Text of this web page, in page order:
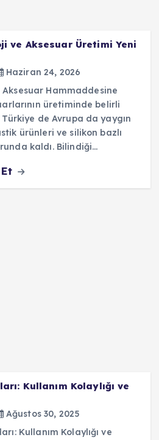
ve Aksesuar Üretimi Yeni
Haziran 24, 2026
Hammaddesine
üretiminde belirli
de Avrupa da yaygın
ürünleri ve silikon bazlı
kaldı. Bilindiği…
Kullanım Kolaylığı ve
Ağustos 30, 2025
Kullanım Kolaylığı ve